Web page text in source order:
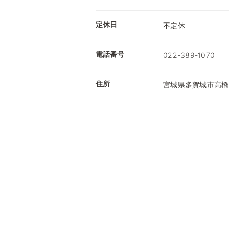
定休日 不定休
電話番号 022-389-1070
住所 宮城県多賀城市高